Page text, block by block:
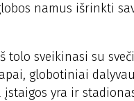
namus išrinkti
tolo sveikinasi su
globotiniai
yra ir